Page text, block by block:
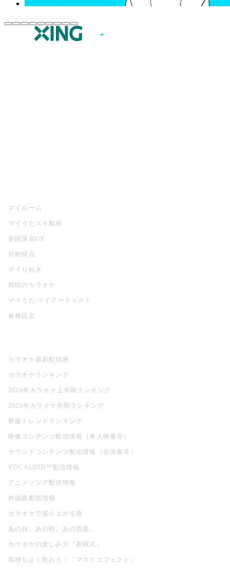
マイルーム
マイうたスキ動画
全国採点GP
分析採点
マイりれき
前回のカラオケ
マイうた/マイアーティスト
各種設定
カラオケ最新配信曲
カラオケランキング
2026年カラオケ上半期ランキング
2025年カラオケ年間ランキング
新曲トレンドランキング
映像コンテンツ配信情報（本人映像等）
サウンドコンテンツ配信情報（生演奏等）
VOCALOID™配信情報
アニメソング配信情報
外国曲配信情報
カラオケで盛り上がる曲
あの日、あの時、あの音楽。
カラオケの楽しみ方『新様式』
気持ちよく歌おう！『マスクエフェクト』